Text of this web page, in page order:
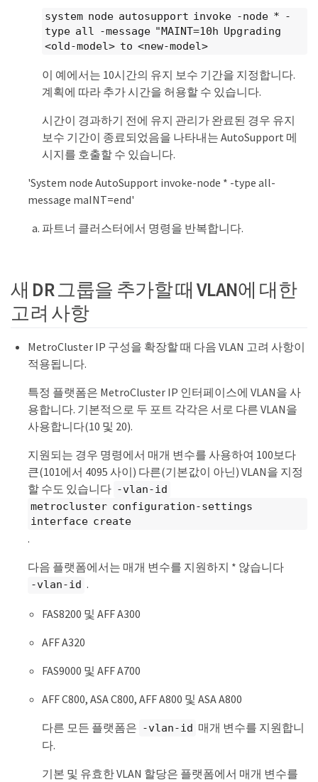
system node autosupport invoke -node * -
type all -message "MAINT=10h Upgrading
<old-model> to <new-model>
이 예에서는 10시간의 유지 보수 기간을 지정합니다.
계획에 따라 추가 시간을 허용할 수 있습니다.
시간이 경과하기 전에 유지 관리가 완료된 경우 유지
보수 기간이 종료되었음을 나타내는 AutoSupport 메
시지를 호출할 수 있습니다.
'System node AutoSupport invoke-node * -type all-
message maINT=end'
파트너 클러스터에서 명령을 반복합니다.
새 DR 그룹을 추가할 때 VLAN에 대한
고려 사항
MetroCluster IP 구성을 확장할 때 다음 VLAN 고려 사항이
적용됩니다.
특정 플랫폼은 MetroCluster IP 인터페이스에 VLAN을 사
용합니다. 기본적으로 두 포트 각각은 서로 다른 VLAN을
사용합니다(10 및 20).
지원되는 경우 명령에서 매개 변수를 사용하여 100보다
큰(101에서 4095 사이) 다른(기본값이 아닌) VLAN을 지정
할 수도 있습니다 -vlan-id
metrocluster configuration-settings
interface create
.
다음 플랫폼에서는 매개 변수를 지원하지 * 않습니다
-vlan-id .
FAS8200 및 AFF A300
AFF A320
FAS9000 및 AFF A700
AFF C800, ASA C800, AFF A800 및 ASA A800
다른 모든 플랫폼은 -vlan-id 매개 변수를 지원합니
다.
기본 및 유효한 VLAN 할당은 플랫폼에서 매개 변수를